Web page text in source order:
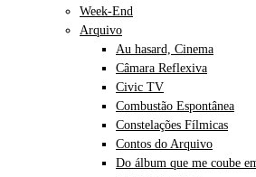
Week-End
Arquivo
Au hasard, Cinema
Câmara Reflexiva
Civic TV
Combustão Espontânea
Constelações Fílmicas
Contos do Arquivo
Do álbum que me coube